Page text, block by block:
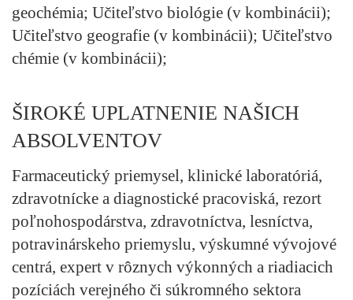
geochémia; Učiteľstvo biológie (v kombinácii);
Učiteľstvo geografie (v kombinácii); Učiteľstvo
chémie (v kombinácii);
ŠIROKÉ UPLATNENIE NAŠICH
ABSOLVENTOV
Farmaceutický priemysel, klinické laboratóriá,
zdravotnícke a diagnostické pracoviská, rezort
poľnohospodárstva, zdravotníctva, lesníctva,
potravinárskeho priemyslu, výskumné vývojové
centrá, expert v rôznych výkonných a riadiacich
pozíciách verejného či súkromného sektora